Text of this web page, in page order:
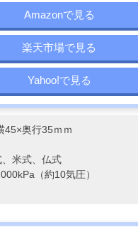
Amazonで見る
楽天市場で見る
Yahoo!で見る
45×奥行35ｍｍ
米式、仏式
（約10気圧）